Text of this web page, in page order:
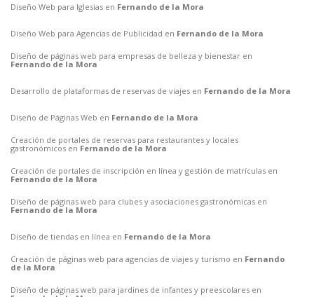
Diseño Web para Iglesias en Fernando de la Mora
Diseño Web para Agencias de Publicidad en Fernando de la Mora
Diseño de páginas web para empresas de belleza y bienestar en
Fernando de la Mora
Desarrollo de plataformas de reservas de viajes en Fernando de la Mora
Diseño de Páginas Web en Fernando de la Mora
Creación de portales de reservas para restaurantes y locales
gastronómicos en Fernando de la Mora
Creación de portales de inscripción en línea y gestión de matrículas en
Fernando de la Mora
Diseño de páginas web para clubes y asociaciones gastronómicas en
Fernando de la Mora
Diseño de tiendas en línea en Fernando de la Mora
Creación de páginas web para agencias de viajes y turismo en Fernando
de la Mora
Diseño de páginas web para jardines de infantes y preescolares en